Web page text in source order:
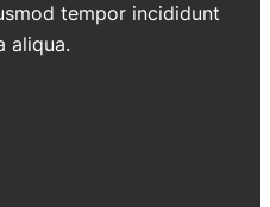
tempor incididunt
aliqua.